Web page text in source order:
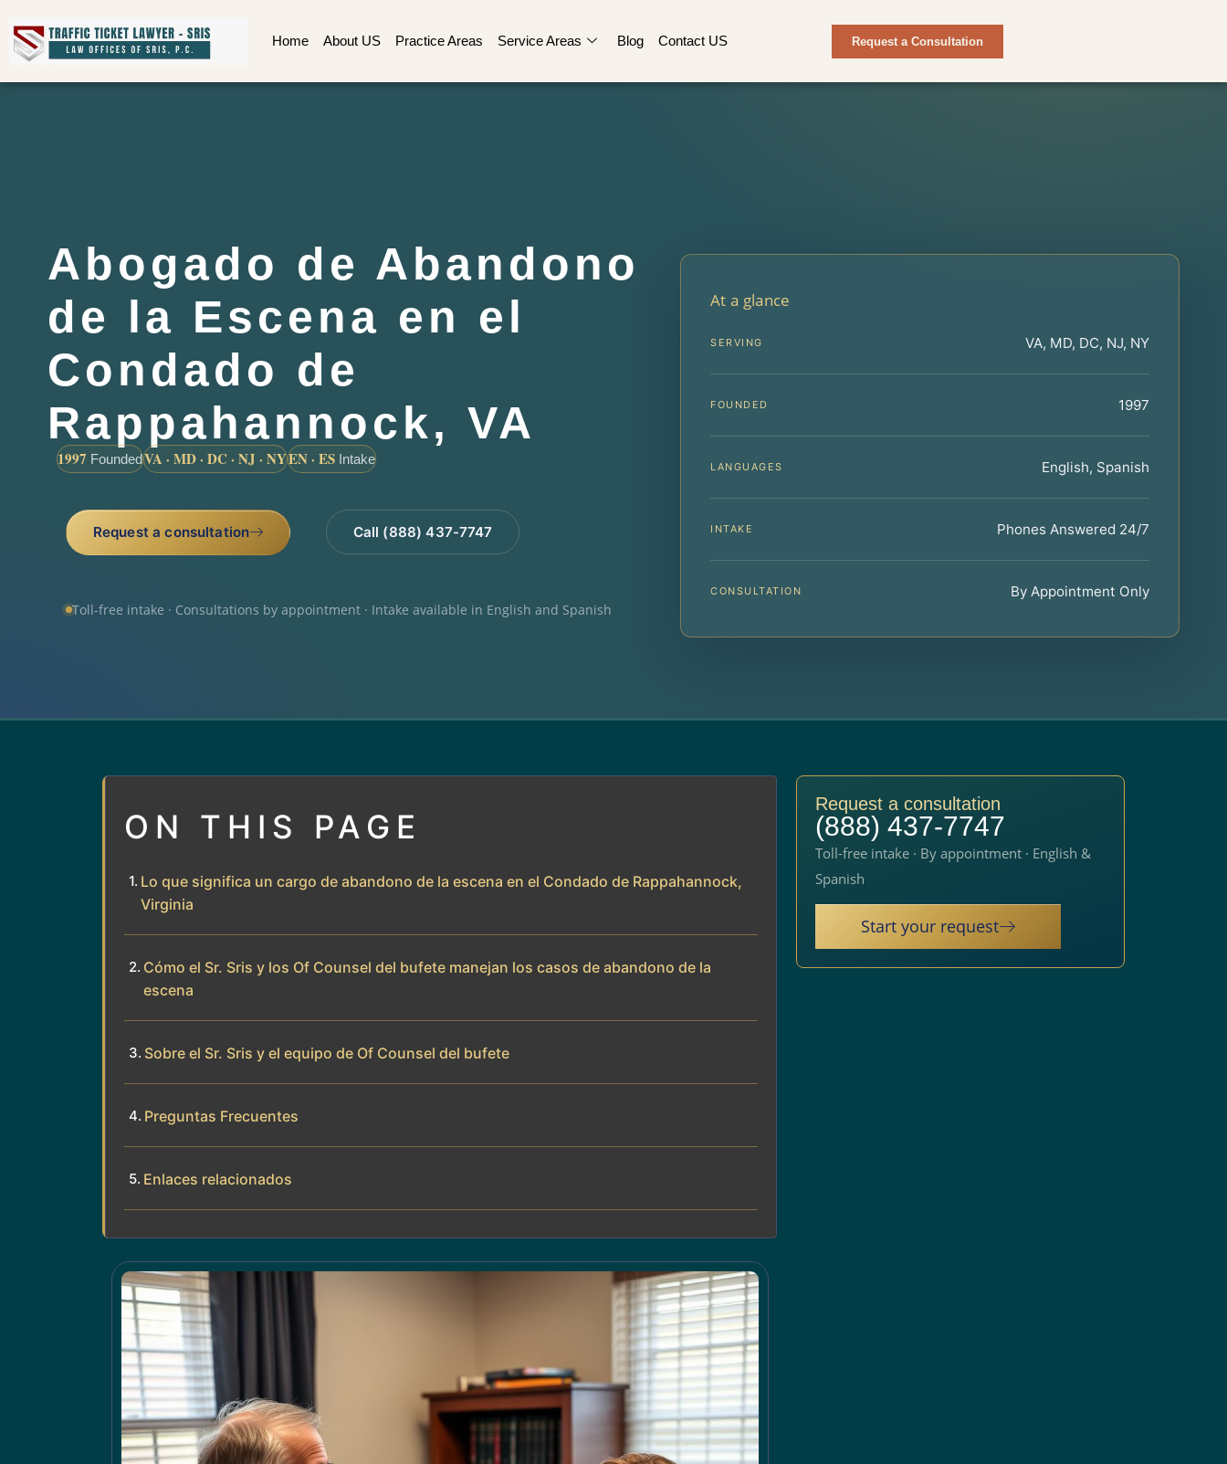
Home About US Practice Areas Service Areas Blog Contact US Request a Consultation
Abogado de Abandono
de la Escena en el
Condado de
Rappahannock, VA
1997 FoundedVA · MD · DC · NJ · NYEN · ES Intake
Request a consultation Call (888) 437-7747
Toll-free intake · Consultations by appointment · Intake available in English and Spanish
At a glance
SERVING VA, MD, DC, NJ, NY
FOUNDED 1997
LANGUAGES English, Spanish
INTAKE Phones Answered 24/7
CONSULTATION By Appointment Only
ON THIS PAGE
Lo que significa un cargo de abandono de la escena en el Condado de Rappahannock,
Virginia
Cómo el Sr. Sris y los Of Counsel del bufete manejan los casos de abandono de la
escena
Sobre el Sr. Sris y el equipo de Of Counsel del bufete
Preguntas Frecuentes
Enlaces relacionados
Request a consultation
(888) 437-7747
Toll-free intake · By appointment · English &
Spanish
Start your request